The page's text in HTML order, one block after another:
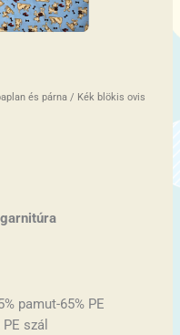
és párna / Kék blökis ovis
pamut-65% PE
szál